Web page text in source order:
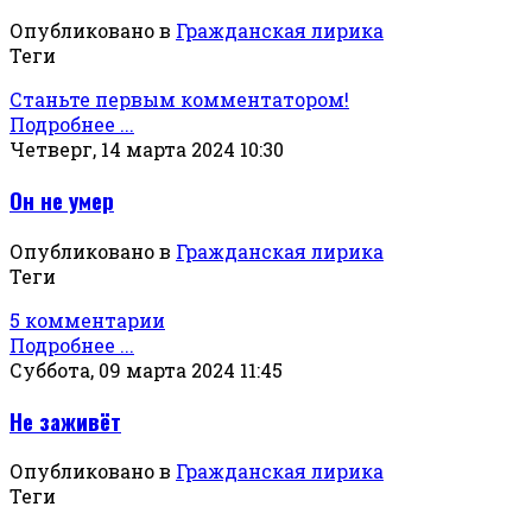
Опубликовано в Гражданская лирика
Теги
Станьте первым комментатором!
Подробнее ...
Четверг, 14 марта 2024 10:30
Он не умер
Опубликовано в Гражданская лирика
Теги
5 комментарии
Подробнее ...
Суббота, 09 марта 2024 11:45
Не заживёт
Опубликовано в Гражданская лирика
Теги